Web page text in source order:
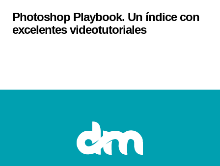
Photoshop Playbook. Un índice con
excelentes videotutoriales